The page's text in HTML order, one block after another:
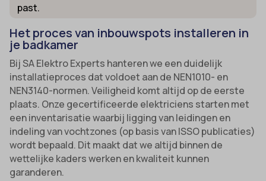
past.
Het proces van inbouwspots installeren in
je badkamer
Bij SA Elektro Experts hanteren we een duidelijk
installatieproces dat voldoet aan de NEN1010- en
NEN3140-normen. Veiligheid komt altijd op de eerste
plaats. Onze gecertificeerde elektriciens starten met
een inventarisatie waarbij ligging van leidingen en
indeling van vochtzones (op basis van ISSO publicaties)
wordt bepaald. Dit maakt dat we altijd binnen de
wettelijke kaders werken en kwaliteit kunnen
garanderen.